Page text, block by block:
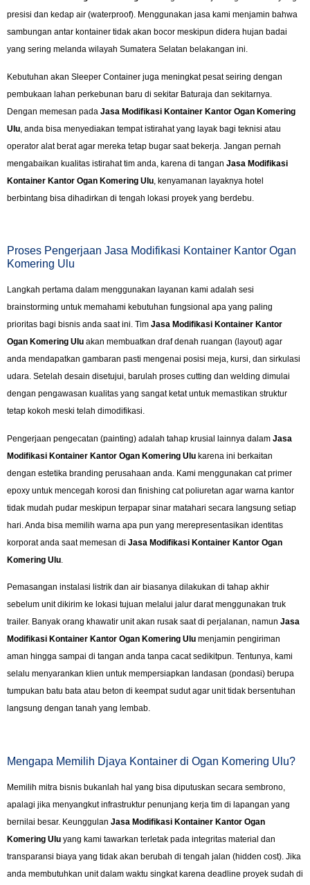
presisi dan kedap air (waterproof). Menggunakan jasa kami menjamin bahwa
sambungan antar kontainer tidak akan bocor meskipun didera hujan badai
yang sering melanda wilayah Sumatera Selatan belakangan ini.
Kebutuhan akan Sleeper Container juga meningkat pesat seiring dengan
pembukaan lahan perkebunan baru di sekitar Baturaja dan sekitarnya.
Dengan memesan pada Jasa Modifikasi Kontainer Kantor Ogan Komering
Ulu , anda bisa menyediakan tempat istirahat yang layak bagi teknisi atau
operator alat berat agar mereka tetap bugar saat bekerja. Jangan pernah
mengabaikan kualitas istirahat tim anda, karena di tangan Jasa Modifikasi
Kontainer Kantor Ogan Komering Ulu , kenyamanan layaknya hotel
berbintang bisa dihadirkan di tengah lokasi proyek yang berdebu.
Proses Pengerjaan Jasa Modifikasi Kontainer Kantor Ogan
Komering Ulu
Langkah pertama dalam menggunakan layanan kami adalah sesi
brainstorming untuk memahami kebutuhan fungsional apa yang paling
prioritas bagi bisnis anda saat ini. Tim Jasa Modifikasi Kontainer Kantor
Ogan Komering Ulu akan membuatkan draf denah ruangan (layout) agar
anda mendapatkan gambaran pasti mengenai posisi meja, kursi, dan sirkulasi
udara. Setelah desain disetujui, barulah proses cutting dan welding dimulai
dengan pengawasan kualitas yang sangat ketat untuk memastikan struktur
tetap kokoh meski telah dimodifikasi.
Pengerjaan pengecatan (painting) adalah tahap krusial lainnya dalam Jasa
Modifikasi Kontainer Kantor Ogan Komering Ulu karena ini berkaitan
dengan estetika branding perusahaan anda. Kami menggunakan cat primer
epoxy untuk mencegah korosi dan finishing cat poliuretan agar warna kantor
tidak mudah pudar meskipun terpapar sinar matahari secara langsung setiap
hari. Anda bisa memilih warna apa pun yang merepresentasikan identitas
korporat anda saat memesan di Jasa Modifikasi Kontainer Kantor Ogan
Komering Ulu
Pemasangan instalasi listrik dan air biasanya dilakukan di tahap akhir
sebelum unit dikirim ke lokasi tujuan melalui jalur darat menggunakan truk
trailer. Banyak orang khawatir unit akan rusak saat di perjalanan, namun Jasa
Modifikasi Kontainer Kantor Ogan Komering Ulu menjamin pengiriman
aman hingga sampai di tangan anda tanpa cacat sedikitpun. Tentunya, kami
selalu menyarankan klien untuk mempersiapkan landasan (pondasi) berupa
tumpukan batu bata atau beton di keempat sudut agar unit tidak bersentuhan
langsung dengan tanah yang lembab.
Mengapa Memilih Djaya Kontainer di Ogan Komering Ulu?
Memilih mitra bisnis bukanlah hal yang bisa diputuskan secara sembrono,
apalagi jika menyangkut infrastruktur penunjang kerja tim di lapangan yang
bernilai besar. Keunggulan Jasa Modifikasi Kontainer Kantor Ogan
Komering Ulu yang kami tawarkan terletak pada integritas material dan
transparansi biaya yang tidak akan berubah di tengah jalan (hidden cost). Jika
anda membutuhkan unit dalam waktu singkat karena deadline proyek sudah di